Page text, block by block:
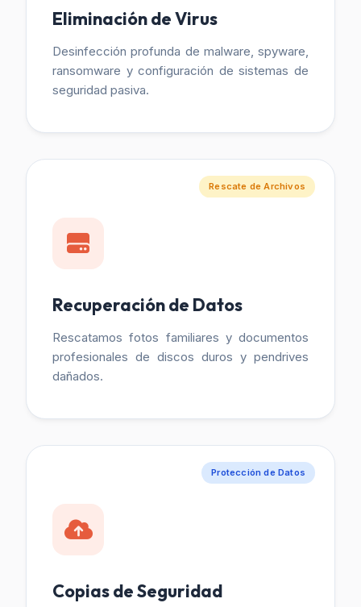
Eliminación de Virus
Desinfección profunda de malware, spyware,
ransomware y configuración de sistemas de
seguridad pasiva.
Rescate de Archivos
Recuperación de Datos
Rescatamos fotos familiares y documentos
profesionales de discos duros y pendrives
dañados.
Protección de Datos
Copias de Seguridad